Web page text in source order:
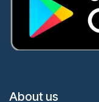
About us